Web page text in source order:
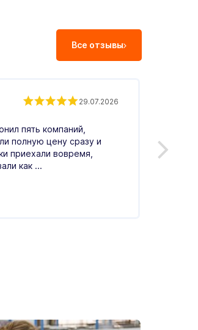
Все отзывы
29.07.2026
пять компаний,
полную цену сразу и
приехали вовремя,
как ...